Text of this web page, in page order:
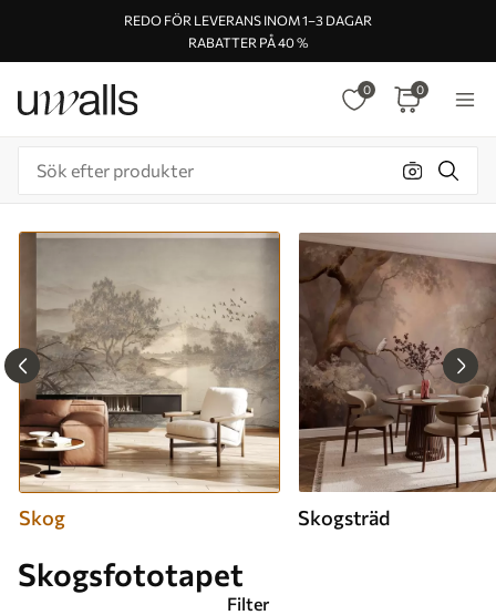
REDO FÖR LEVERANS INOM 1–3 DAGAR
RABATTER PÅ 40 %
0 0
Skog Skogsträd
Skogsfototapet
Filter